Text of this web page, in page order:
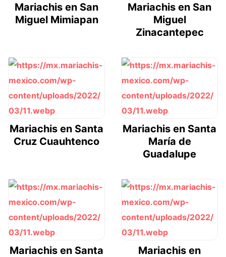
Mariachis en San
Miguel Mimiapan
Mariachis en San
Miguel
Zinacantepec
Mariachis en Santa
Cruz Cuauhtenco
Mariachis en Santa
María de
Guadalupe
Mariachis en Santa
Mariachis en